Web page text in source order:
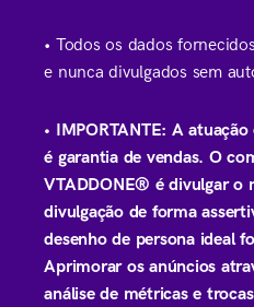
• Todos os dados
e nunca divulgados sem
• IMPORTANTE: A
é garantia de vendas. O
VTADDONE® é divulgar o
divulgação de forma
desenho de persona ideal
Aprimorar os anúncios
análise de métricas e